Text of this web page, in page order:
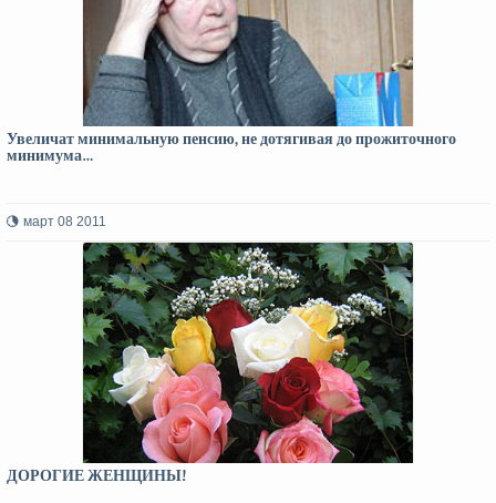
Увеличат минимальную пенсию, не дотягивая до прожиточного
минимума…
март 08 2011
ДОРОГИЕ ЖЕНЩИНЫ!